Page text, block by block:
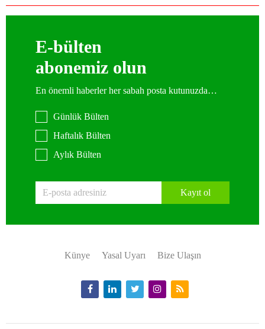
E-bülten
abonemiz olun
En önemli haberler her sabah posta kutunuzda…
Günlük Bülten
Haftalık Bülten
Aylık Bülten
Kayıt ol
Künye Yasal Uyarı Bize Ulaşın